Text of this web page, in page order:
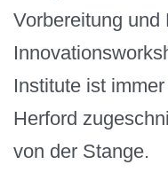
Vorbereitung und
Institute ist
Herford
von der Stange.